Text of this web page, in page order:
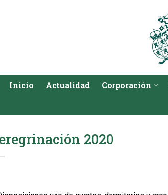
Inicio Actualidad Corporación
2020